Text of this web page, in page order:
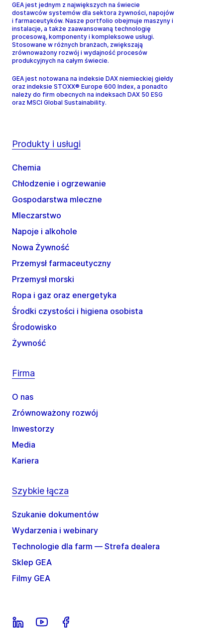
GEA jest jednym z największych na świecie
dostawców systemów dla sektora żywności, napojów
i farmaceutyków. Nasze portfolio obejmuje maszyny i
instalacje, a także zaawansowaną technologię
procesową, komponenty i kompleksowe usługi.
Stosowane w różnych branżach, zwiększają
zrównoważony rozwój i wydajność procesów
produkcyjnych na całym świecie.
GEA jest notowana na indeksie DAX niemieckiej giełdy
oraz indeksie STOXX® Europe 600 Index, a ponadto
należy do firm obecnych na indeksach DAX 50 ESG
oraz MSCI Global Sustainability.
Produkty i usługi
Chemia
Chłodzenie i ogrzewanie
Gospodarstwa mleczne
Mleczarstwo
Napoje i alkohole
Nowa Żywność
Przemysł farmaceutyczny
Przemysł morski
Ropa i gaz oraz energetyka
Środki czystości i higiena osobista
Środowisko
Żywność
Firma
O nas
Zrównoważony rozwój
Inwestorzy
Media
Kariera
Szybkie łącza
Szukanie dokumentów
Wydarzenia i webinary
Technologie dla farm — Strefa dealera
Sklep GEA
Filmy GEA